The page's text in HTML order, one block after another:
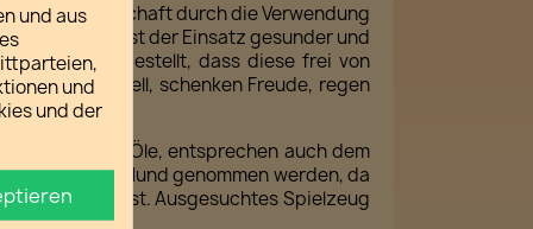
Forstwirtschaft durch die Verwendung
Gebrauchs ist der Einsatz gesunder und
ist sichergestellt, dass diese frei von
funktionell, schenken Freude, regen
oder Öle, entsprechen auch dem
in den Mund genommen werden, da
ist. Ausgesuchtes Spielzeug
und aus
und
und der